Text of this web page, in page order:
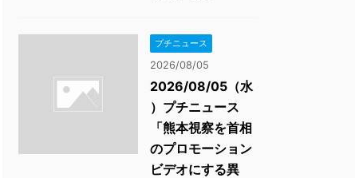
プチニュース
2026/08/05
2026/08/05（水
）プチニュース
「熊本視察を首相
のプロモーション
ビデオにする異